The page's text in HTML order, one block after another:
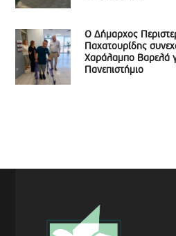
Ο Δήμαρχος
Παχατουρίδης
Χαράλαμπο Βαρελά
Πανεπιστήμιο